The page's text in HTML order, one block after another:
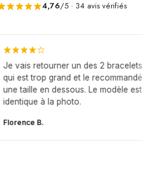
4,76/5 · 34 avis vérifiés
Je vais retourner un des 2 bracelets
qui est trop grand et le recommandé
une taille en dessous. Le modèle est
identique à la photo.
Florence B.